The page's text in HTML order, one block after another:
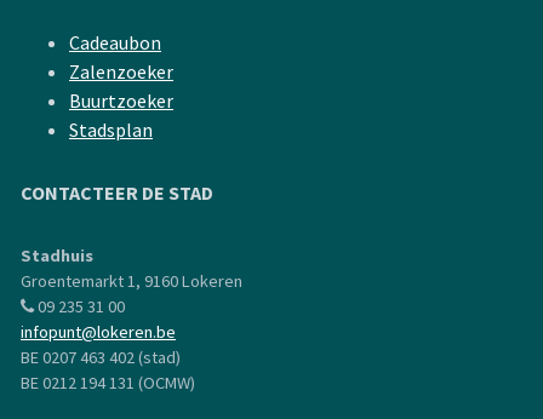
Cadeaubon
Zalenzoeker
Buurtzoeker
Stadsplan
CONTACTEER DE STAD
Stadhuis
Groentemarkt 1, 9160 Lokeren
09 235 31 00
infopunt@lokeren.be
BE 0207 463 402 (stad)
BE 0212 194 131 (OCMW)